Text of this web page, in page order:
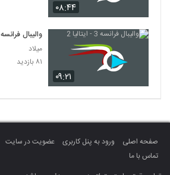
۰۸:۴۴
۰۹:۲۱
والیبال فرانسه 3 - ایتالیا 2
میلاد
۸۱ بازدید
صفحه اصلی ورود به پنل کاربری عضویت در سایت
تماس با ما